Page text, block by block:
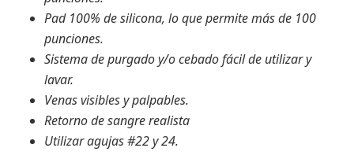
Pad 100% de silicona, lo que permite más de 100
punciones.
Sistema de purgado y/o cebado fácil de utilizar y
lavar.
Venas visibles y palpables.
Retorno de sangre realista
Utilizar agujas #22 y 24.